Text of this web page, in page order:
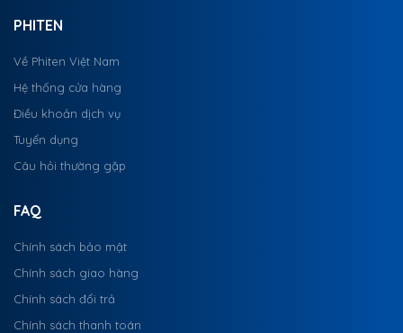
PHITEN
Về Phiten Việt Nam
Hệ thống cửa hàng
Điều khoản dịch vụ
Tuyển dụng
Câu hỏi thường gặp
FAQ
Chính sách bảo mật
Chính sách giao hàng
Chính sách đổi trả
Chính sách thanh toán